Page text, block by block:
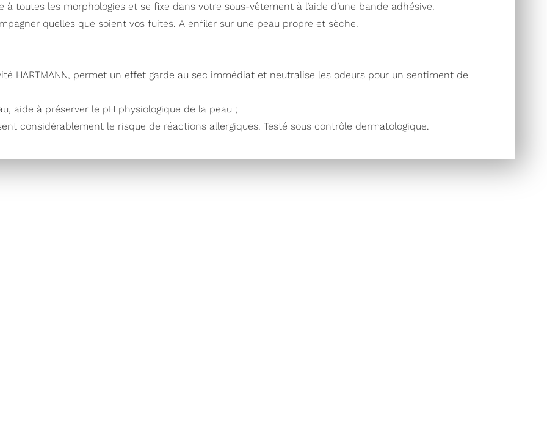
à toutes les morphologies et se fixe dans votre sous-vêtement à l’aide d’une bande adhésive.
quelles que soient vos fuites. A enfiler sur une peau propre et sèche.
HARTMANN, permet un effet garde au sec immédiat et neutralise les odeurs pour un sentiment de
aide à préserver le pH physiologique de la peau ;
considérablement le risque de réactions allergiques. Testé sous contrôle dermatologique.